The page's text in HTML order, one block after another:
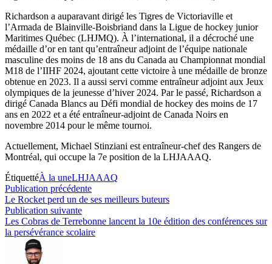
Richardson a auparavant dirigé les Tigres de Victoriaville et
l’Armada de Blainville-Boisbriand dans la Ligue de hockey junior
Maritimes Québec (LHJMQ). À l’international, il a décroché une
médaille d’or en tant qu’entraîneur adjoint de l’équipe nationale
masculine des moins de 18 ans du Canada au Championnat mondial
M18 de l’IIHF 2024, ajoutant cette victoire à une médaille de bronze
obtenue en 2023. Il a aussi servi comme entraîneur adjoint aux Jeux
olympiques de la jeunesse d’hiver 2024. Par le passé, Richardson a
dirigé Canada Blancs au Défi mondial de hockey des moins de 17
ans en 2022 et a été entraîneur-adjoint de Canada Noirs en
novembre 2014 pour le même tournoi.
Actuellement, Michael Stinziani est entraîneur-chef des Rangers de
Montréal, qui occupe la 7e position de la LHJAAAQ.
ÉtiquettéÀ la uneLHJAAAQ
Navigation
de
l’article
Publication précédentePublication
précédente :
Le Rocket perd un de ses meilleurs buteurs
Publication suivantePublication
suivante :
Les Cobras de Terrebonne lancent la 10e édition des conférences sur
la persévérance scolaire